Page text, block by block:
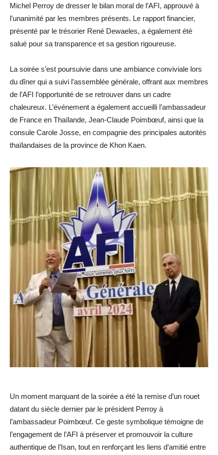
Michel Perroy de dresser le bilan moral de l’AFI, approuvé à
l’unanimité par les membres présents. Le rapport financier,
présenté par le trésorier René Dewaeles, a également été
salué pour sa transparence et sa gestion rigoureuse.
La soirée s’est poursuivie dans une ambiance conviviale lors
du dîner qui a suivi l’assemblée générale, offrant aux membres
de l’AFI l’opportunité de se retrouver dans un cadre
chaleureux. L’événement a également accueilli l’ambassadeur
de France en Thaïlande, Jean-Claude Poimbœuf, ainsi que la
consule Carole Josse, en compagnie des principales autorités
thaïlandaises de la province de Khon Kaen.
Un moment marquant de la soirée a été la remise d’un rouet
datant du siècle dernier par le président Perroy à
l’ambassadeur Poimbœuf. Ce geste symbolique témoigne de
l’engagement de l’AFI à préserver et promouvoir la culture
authentique de l’Isan, tout en renforçant les liens d’amitié entre